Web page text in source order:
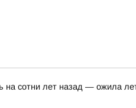
на сотни лет назад — ожила